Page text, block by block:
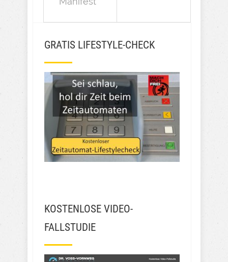
GRATIS LIFESTYLE-CHECK
KOSTENLOSE VIDEO-
FALLSTUDIE